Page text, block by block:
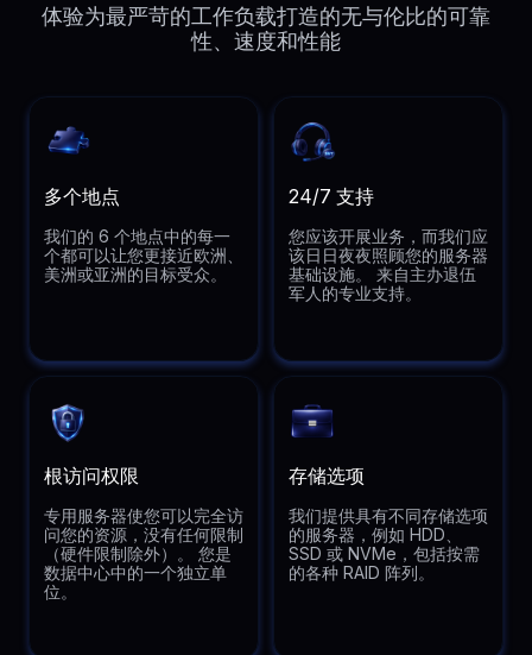
体验为最严苛的工作负载打造的无与伦比的可靠
性、速度和性能
多个地点
我们的 6 个地点中的每一
个都可以让您更接近欧洲、
美洲或亚洲的目标受众。
24/7 支持
您应该开展业务，而我们应
该日日夜夜照顾您的服务器
基础设施。 来自主办退伍
军人的专业支持。
根访问权限
专用服务器使您可以完全访
问您的资源，没有任何限制
（硬件限制除外）。 您是
数据中心中的一个独立单
位。
存储选项
我们提供具有不同存储选项
的服务器，例如 HDD、
SSD 或 NVMe，包括按需
的各种 RAID 阵列。